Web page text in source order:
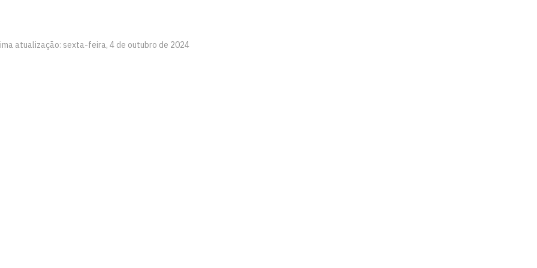
atualização: sexta-feira, 4 de outubro de 2024